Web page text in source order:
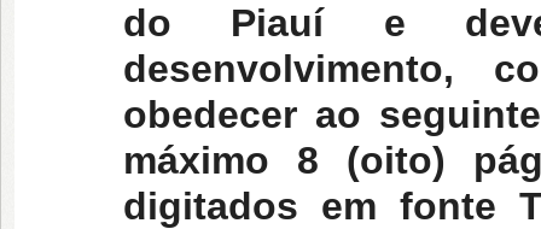
do Piauí e
desenvolvimento,
obedecer ao
máximo 8 (oito)
digitados em fonte